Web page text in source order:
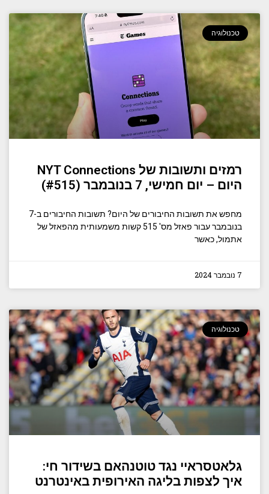
טכנולוגיה
רמזים ותשובות של NYT Connections
היום – יום חמישי, 7 בנובמבר (#515)
מחפש את תשובות החיבורים של היום? תשובות החיבורים ב-7
בנובמבר עבור פאזל מס' 515 קשות משמעותית מהפאזל של
אתמול, כאשר
7 נובמבר 2024
טכנולוגיה
גלאטסראיי נגד טוטנהאם בשידור חי:
איך לצפות בליגה האירופית באינטרנט